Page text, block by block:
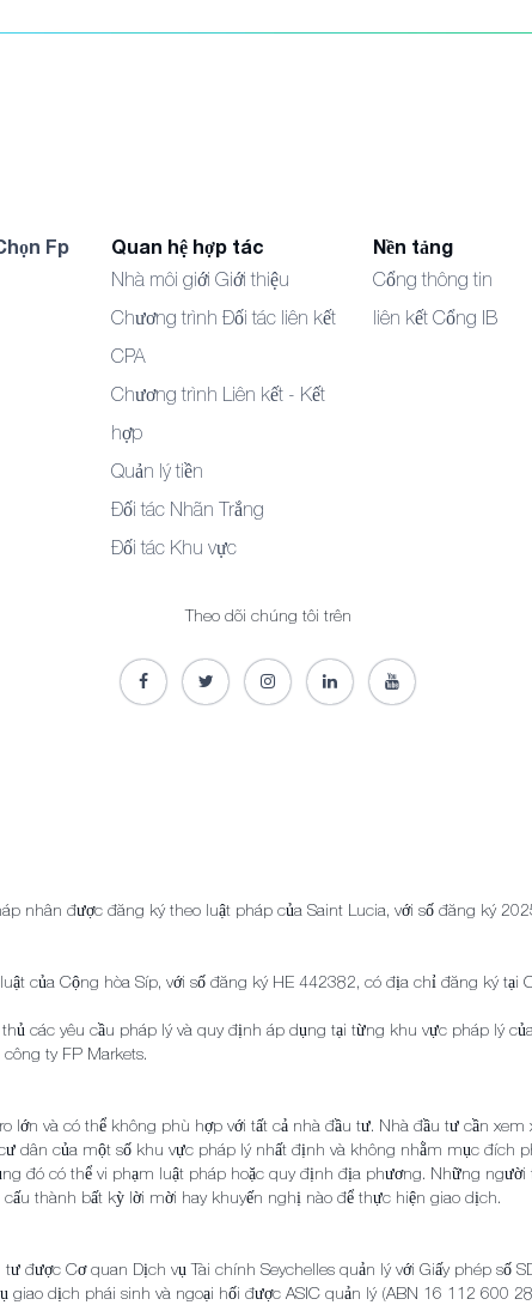
Fp
Quan hệ hợp tác
Nhà môi giới Giới thiệu
Chương trình Đối tác liên kết
CPA
Chương trình Liên kết - Kết
hợp
Quản lý tiền
Đối tác Nhãn Trắng
Đối tác Khu vực
Nền tảng
Cổng thông tin
liên kết Cổng IB
Theo dõi chúng tôi trên
nhân được đăng ký theo luật pháp của Saint Lucia, với số đăng ký
của Cộng hòa Síp, với số đăng ký HE 442382, có địa chỉ đăng ký tại
các yêu cầu pháp lý và quy định áp dụng tại từng khu vực pháp lý
ty FP Markets.
lớn và có thể không phù hợp với tất cả nhà đầu tư. Nhà đầu tư cần
dân của một số khu vực pháp lý nhất định và không nhằm mục đích
đó có thể vi phạm luật pháp hoặc quy định địa phương. Những người
thành bất kỳ lời mời hay khuyến nghị nào để thực hiện giao dịch.
được Cơ quan Dịch vụ Tài chính Seychelles quản lý với Giấy phép số
dịch phái sinh và ngoại hối được ASIC quản lý (ABN 16 112 600